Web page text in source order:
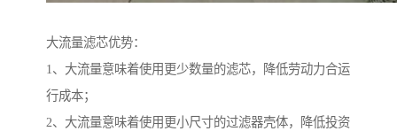
大流量滤芯优势：
1、大流量意味着使用更少数量的滤芯，降低劳动力合运
行成本；
2、大流量意味着使用更小尺寸的过滤器壳体，降低投资